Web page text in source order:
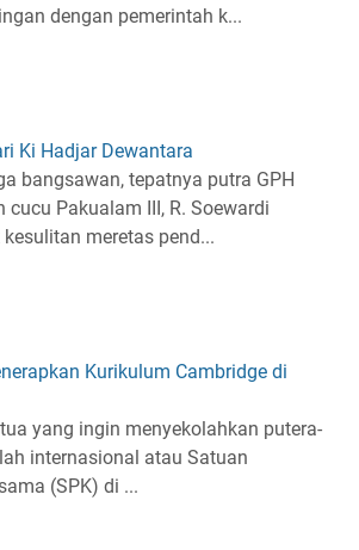
dengan pemerintah k...
Ki Hadjar Dewantara
bangsawan, tepatnya putra GPH
cucu Pakualam III, R. Soewardi
meretas pend...
Kurikulum Cambridge di
yang ingin menyekolahkan putera-
internasional atau Satuan
(SPK) di ...